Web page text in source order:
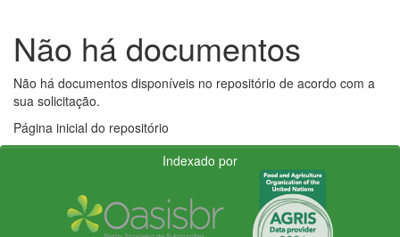
Não há documentos
Não há documentos disponíveis no repositório de acordo com a
sua solicitação.
Página inicial do repositório
Indexado por